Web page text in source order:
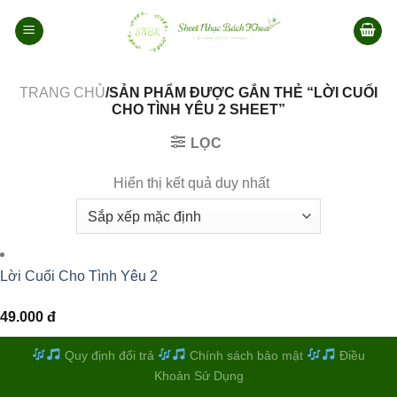
qua
TRANG CHỦ/SẢN PHẨM ĐƯỢC GẮN THẺ “LỜI CUỐI
CHO TÌNH YÊU 2 SHEET”
LỌC
Hiển thị kết quả duy nhất
Lời Cuối Cho Tình Yêu 2
49.000 đ
Quy định đổi trả Chính sách bảo mật
Điều
Khoản Sử Dụng